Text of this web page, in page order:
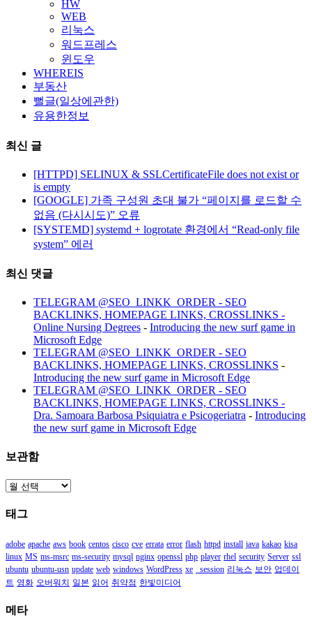
HW
WEB
리눅스
워드프레스
윈도우
WHEREIS
부동산
뻘글(일상에관한)
유용한정보
최신 글
[HTTPD] SELINUX & SSLCertificateFile does not exist or
is empty
[GOOGLE] 가족 구성원 초대 불가 “페이지를 로드할 수
없음 (다시시도)” 오류
[SYSTEMD] systemd + logrotate 환경에서 “Read-only file
system” 에러
최신 댓글
TELEGRAM @SEO_LINKK_ORDER - SEO
BACKLINKS, HOMEPAGE LINKS, CROSSLINKS -
Online Nursing Degrees - Introducing the new surf game in
Microsoft Edge
TELEGRAM @SEO_LINKK_ORDER - SEO
BACKLINKS, HOMEPAGE LINKS, CROSSLINKS -
Introducing the new surf game in Microsoft Edge
TELEGRAM @SEO_LINKK_ORDER - SEO
BACKLINKS, HOMEPAGE LINKS, CROSSLINKS -
Dra. Samoara Barbosa Psiquiatra e Psicogeriatra - Introducing
the new surf game in Microsoft Edge
보관함
보
함
태그
adobe apache aws book centos cisco cve errata error flash httpd install java kakao kisa
linux MS ms-msrc ms-security mysql nginx openssl php player rhel security Server ssl
ubuntu ubuntu-usn update web windows WordPress xe _session 리눅스 보안 업데이
트 영화 오버워치 일본 읽어 취약점 한빛미디어
메타